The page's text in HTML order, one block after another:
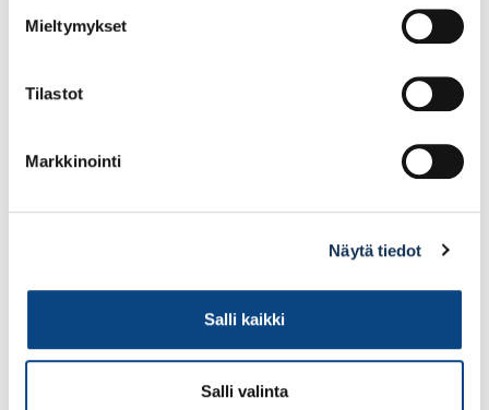
Mieltymykset
Tilastot
Markkinointi
Näytä tiedot
Salli kaikki
Salli valinta
Zn 8.8/kelt. €/kpl
Lisää tilauskoriin
M14x1000 Zn 8.8/kelt.
Lisää tilauskoriin